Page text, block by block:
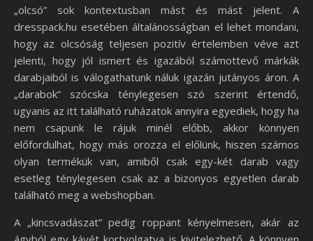
„olcsó” sok kontextusban mást és mást jelent. A
dresspack.hu esetében általánosságban el lehet mondani,
hogy az olcsóság teljesen pozitív értelemben véve azt
jelenti, hogy jól ismert és igazából számottevő márkák
darabjaiból is válogathatunk náluk igazán jutányos áron. A
„darabok” szócska ténylegesen szó szerint értendő,
ugyanis az itt található ruházatok annyira egyediek, hogy ha
nem csapunk le rájuk minél előbb, akkor könnyen
előfordulhat, hogy más orozza el előlünk, hiszen számos
olyan termékük van, amiből csak egy-két darab vagy
esetleg ténylegesen csak az a bizonyos egyetlen darab
található meg a webshopban.
A „kincsvadászat” pedig roppant kényelmesen, akár az